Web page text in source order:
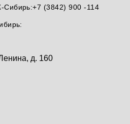
Сибирь:+7 (3842) 900 -114
д. 160